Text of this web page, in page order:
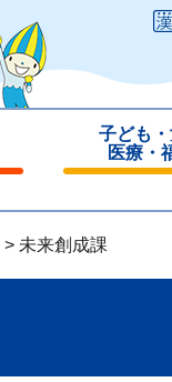
子ども
医療・
じ
る
> 未来創成課